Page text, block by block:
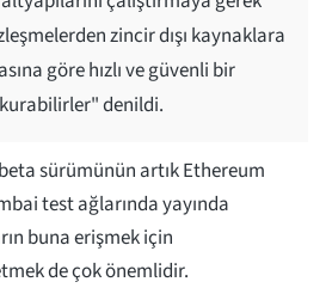
zincir dışı kaynaklara
göre hızlı ve güvenli bir
denildi.
sürümünün artık Ethereum
test ağlarında yayında
buna erişmek için
de çok önemlidir.